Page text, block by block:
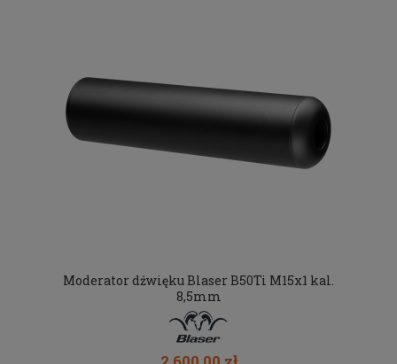
Moderator dźwięku Blaser B50Ti M15x1 kal.
8,5mm